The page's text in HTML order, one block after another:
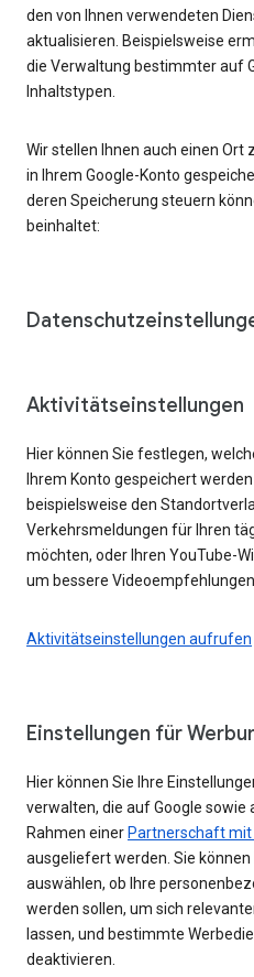
den von Ihnen verwendeten
aktualisieren. Beispielsweise
die Verwaltung bestimmter auf
Inhaltstypen.
Wir stellen Ihnen auch einen Ort
in Ihrem Google-Konto
deren Speicherung steuern
beinhaltet:
Aktivitätseinstellungen
Hier können Sie festlegen,
Ihrem Konto gespeichert
beispielsweise den
Verkehrsmeldungen für Ihren
möchten, oder Ihren YouTube-
um bessere
Aktivitätseinstellungen aufrufen
Einstellungen für
Hier können Sie Ihre
verwalten, die auf Google sowie
Rahmen einer Partnerschaft mit
ausgeliefert werden. Sie
auswählen, ob Ihre
werden sollen, um sich
lassen, und bestimmte
deaktivieren.